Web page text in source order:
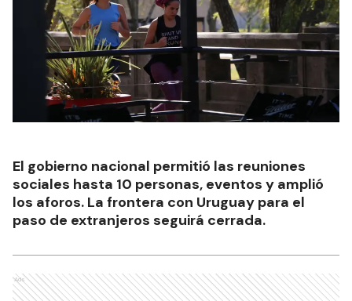
El gobierno nacional permitió las reuniones
sociales hasta 10 personas, eventos y amplió
los aforos. La frontera con Uruguay para el
paso de extranjeros seguirá cerrada.
Ads